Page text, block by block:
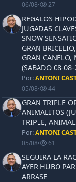
06/08• 27
REGALOS
JUGADAS
SNOW
GRAN
GRAN CANELO,
(SABADO 08-
Por:ANTONI
05/08• 44
GRAN TRIPLE
ANIMALITOS
TRIPLE,
Por:ANTONI
05/08• 61
SEGUIRA LA
AYER HUBO
ARRASE